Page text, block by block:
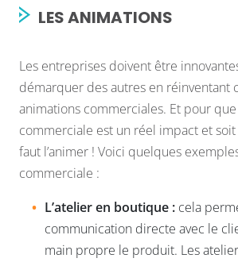
LES ANIMATIONS
Les entreprises doivent être
démarquer des autres en réinventant
animations commerciales. Et pour
commerciale est un réel impact et
faut l’animer ! Voici quelques
commerciale :
L’atelier en boutique : cela
communication directe avec le
main propre le produit. Les